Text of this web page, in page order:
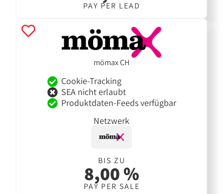
PAY PER LEAD
mömax CH
Cookie-Tracking
SEA nicht erlaubt
Produktdaten-Feeds verfügbar
Netzwerk
BIS ZU
8,00 %
PAY PER SALE